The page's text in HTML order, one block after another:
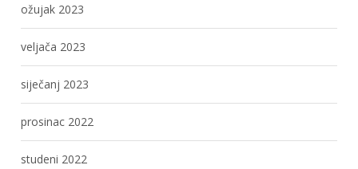
ožujak 2023
veljača 2023
siječanj 2023
prosinac 2022
studeni 2022